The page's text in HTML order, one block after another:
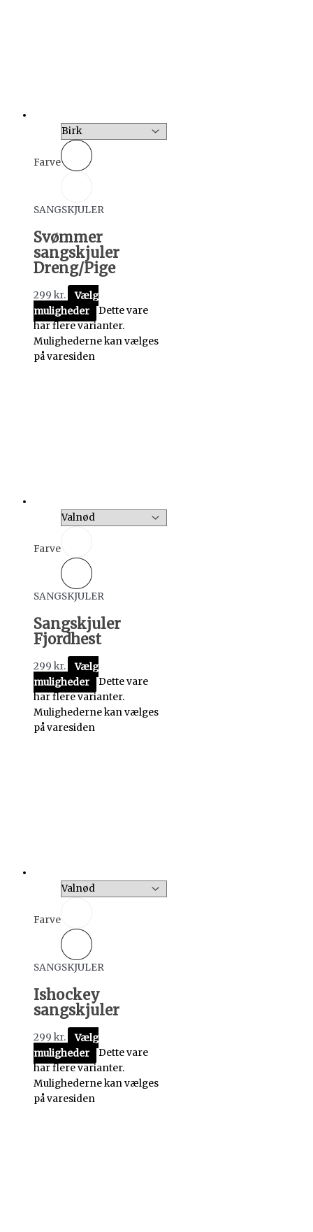
Farve
SANGSKJULER
Svømmer
sangskjuler
Dreng/Pige
299 kr.
Vælg
muligheder
Dette vare
har flere varianter.
Mulighederne kan vælges
på varesiden
Farve
SANGSKJULER
Sangskjuler
Fjordhest
299 kr.
Vælg
muligheder
Dette vare
har flere varianter.
Mulighederne kan vælges
på varesiden
Farve
SANGSKJULER
Ishockey
sangskjuler
299 kr.
Vælg
muligheder
Dette vare
har flere varianter.
Mulighederne kan vælges
på varesiden